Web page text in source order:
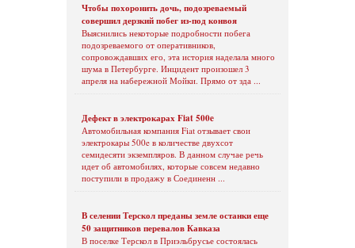
Чтобы похоронить дочь, подозреваемый
совершил дерзкий побег из-под конвоя
Выяснились некоторые подробности побега
подозреваемого от оперативников,
сопровождавших его, эта история наделала много
шума в Петербурге. Инцидент произошел 3
апреля на набережной Мойки. Прямо от зда ...
Дефект в электрокарах Fiat 500e
Автомобильная компания Fiat отзывает свои
электрокары 500e в количестве двухсот
семидесяти экземпляров. В данном случае речь
идет об автомобилях, которые совсем недавно
поступили в продажу в Соединенн ...
В селении Терскол преданы земле останки еще
50 защитников перевалов Кавказа
В поселке Терскол в Приэльбрусье состоялась